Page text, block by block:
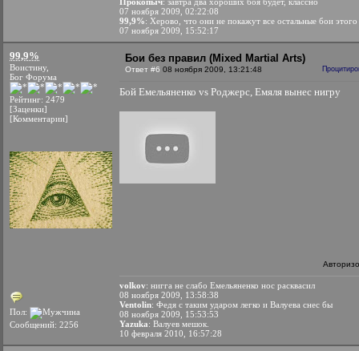
07 ноября 2009, 02:22:08
99,9%: Херово, что они не покажут все остальные бои
07 ноября 2009, 15:52:17
99,9%
Воистину,
Бог Форума
Рейтинг: 2479
[Заценки]
[Комментарии]
Пол:
Сообщений: 2256
Бои без правил (Mixed Martial Arts)
Ответ #6 08 ноября 2009, 13:21:48
Бой Емельяненко vs Роджерс, Емяля вынес нигру
volkov: нигга не слабо Емельяненко нос расквасил
08 ноября 2009, 13:58:38
Ventolin: Федя с таким ударом легко и Валуева снес бы
08 ноября 2009, 15:53:53
Yazuka: Валуев мешок.
10 февраля 2010, 16:57:28